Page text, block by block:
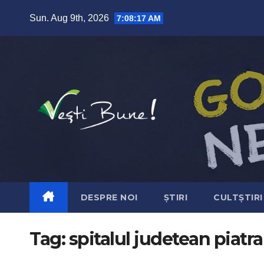
Sun. Aug 9th, 2026
7:08:17 AM
DESPRE NOI ȘTIRI CULTȘTIRI
Tag:spitalul judetean